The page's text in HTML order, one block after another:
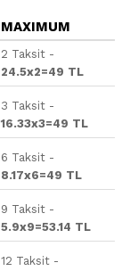
MAXIMUM
2 Taksit -
24.5x2=49 TL
3 Taksit -
16.33x3=49 TL
6 Taksit -
8.17x6=49 TL
9 Taksit -
5.9x9=53.14 TL
12 Taksit -